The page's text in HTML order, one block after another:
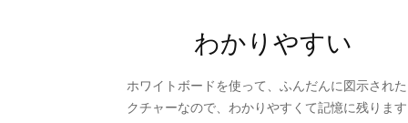
わかりやすい
ホワイトボードを使って、ふんだんに図示され
クチャーなので、わかりやすくて記憶に残りま